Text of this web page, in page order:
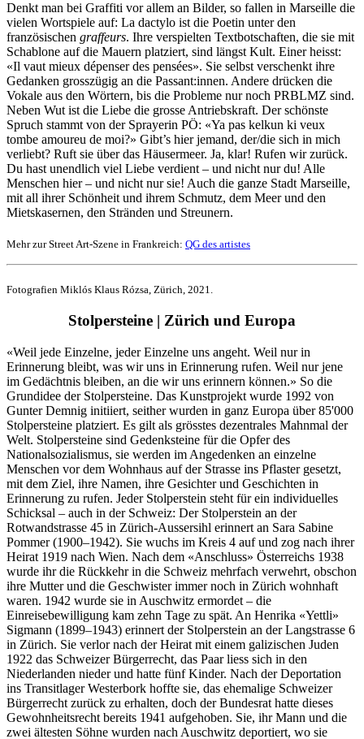
Denkt man bei Graffiti vor allem an Bilder, so fallen in Marseille die
vielen Wortspiele auf: La dactylo ist die Poetin unter den
französischen graffeurs. Ihre verspielten Textbotschaften, die sie mit
Schablone auf die Mauern platziert, sind längst Kult. Einer heisst:
«Il vaut mieux dépenser des pensées». Sie selbst verschenkt ihre
Gedanken grosszügig an die Passant:innen. Andere drücken die
Vokale aus den Wörtern, bis die Probleme nur noch PRBLMZ sind.
Neben Wut ist die Liebe die grosse Antriebskraft. Der schönste
Spruch stammt von der Sprayerin PÖ: «Ya pas kelkun ki veux
tombe amoureu de moi?» Gibt’s hier jemand, der/die sich in mich
verliebt? Ruft sie über das Häusermeer. Ja, klar! Rufen wir zurück.
Du hast unendlich viel Liebe verdient – und nicht nur du! Alle
Menschen hier – und nicht nur sie! Auch die ganze Stadt Marseille,
mit all ihrer Schönheit und ihrem Schmutz, dem Meer und den
Mietskasernen, den Stränden und Streunern.
Mehr zur Street Art-Szene in Frankreich: QG des artistes
Fotografien Miklós Klaus Rózsa, Zürich, 2021.
Stolpersteine | Zürich und Europa
«Weil jede Einzelne, jeder Einzelne uns angeht. Weil nur in
Erinnerung bleibt, was wir uns in Erinnerung rufen. Weil nur jene
im Gedächtnis bleiben, an die wir uns erinnern können.» So die
Grundidee der Stolpersteine. Das Kunstprojekt wurde 1992 von
Gunter Demnig initiiert, seither wurden in ganz Europa über 85'000
Stolpersteine platziert. Es gilt als grösstes dezentrales Mahnmal der
Welt. Stolpersteine sind Gedenksteine für die Opfer des
Nationalsozialismus, sie werden im Angedenken an einzelne
Menschen vor dem Wohnhaus auf der Strasse ins Pflaster gesetzt,
mit dem Ziel, ihre Namen, ihre Gesichter und Geschichten in
Erinnerung zu rufen. Jeder Stolperstein steht für ein individuelles
Schicksal – auch in der Schweiz: Der Stolperstein an der
Rotwandstrasse 45 in Zürich-Aussersihl erinnert an Sara Sabine
Pommer (1900–1942). Sie wuchs im Kreis 4 auf und zog nach ihrer
Heirat 1919 nach Wien. Nach dem «Anschluss» Österreichs 1938
wurde ihr die Rückkehr in die Schweiz mehrfach verwehrt, obschon
ihre Mutter und die Geschwister immer noch in Zürich wohnhaft
waren. 1942 wurde sie in Auschwitz ermordet – die
Einreisebewilligung kam zehn Tage zu spät. An Henrika «Yettli»
Sigmann (1899–1943) erinnert der Stolperstein an der Langstrasse 6
in Zürich. Sie verlor nach der Heirat mit einem galizischen Juden
1922 das Schweizer Bürgerrecht, das Paar liess sich in den
Niederlanden nieder und hatte fünf Kinder. Nach der Deportation
ins Transitlager Westerbork hoffte sie, das ehemalige Schweizer
Bürgerrecht zurück zu erhalten, doch der Bundesrat hatte dieses
Gewohnheitsrecht bereits 1941 aufgehoben. Sie, ihr Mann und die
zwei ältesten Söhne wurden nach Auschwitz deportiert, wo sie